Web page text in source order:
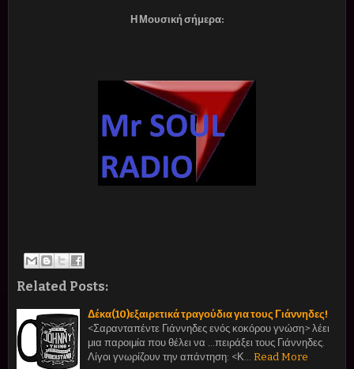
Η Μουσική σήμερα:
Related Posts:
Δέκα(10)εξαιρετικά τραγούδια για τους Γιάννηδες!
<Σαρανταπέντε Γιάννηδες ενός κοκόρου γνώση> λέει
μια παροιμία που θέλει να ...πειράξει τους Γιάννηδες.
Λίγοι γνωρίζουν την απάντηση: <Κ…
Read More